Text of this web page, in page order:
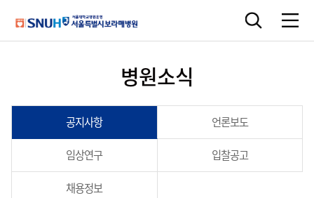
병원소식
공지사항 언론보도
임상연구 입찰공고
채용정보